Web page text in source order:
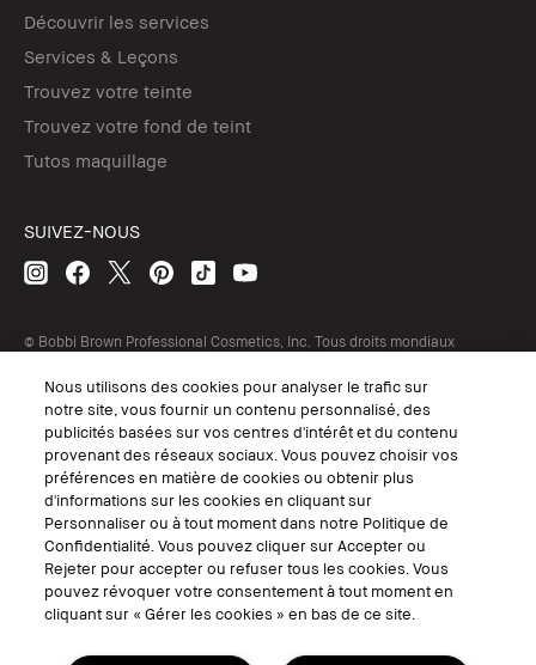
Découvrir les services
Services & Leçons
Trouvez votre teinte
Trouvez votre fond de teint
Tutos maquillage
SUIVEZ-NOUS
© Bobbi Brown Professional Cosmetics, Inc. Tous droits mondiaux
Conditions Générales de Vente
Conditions Générales d'Utilisation
Politique de Confidentialité
Accessibilité ou Distribution
Consignes de tri
Gérer les Cookies
Nous utilisons des cookies pour analyser le trafic sur
notre site, vous fournir un contenu personnalisé, des
publicités basées sur vos centres d'intérêt et du contenu
provenant des réseaux sociaux. Vous pouvez choisir vos
préférences en matière de cookies ou obtenir plus
d'informations sur les cookies en cliquant sur
Personnaliser ou à tout moment dans notre Politique de
Confidentialité. Vous pouvez cliquer sur Accepter ou
Rejeter pour accepter ou refuser tous les cookies. Vous
pouvez révoquer votre consentement à tout moment en
cliquant sur « Gérer les cookies » en bas de ce site.